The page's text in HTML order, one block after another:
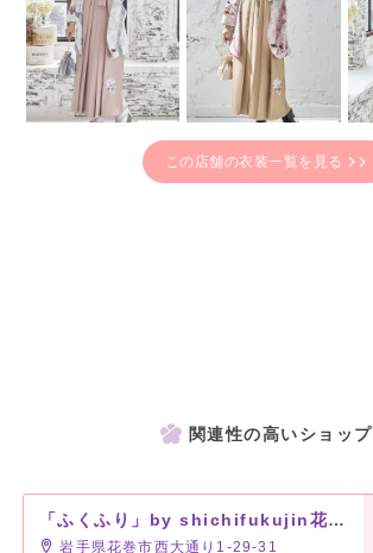
この店舗の衣装一覧を見る
関連性の高いショップ
「ふくふり」by shichifukujin花巻店
岩手県花巻市西大通り1-29-31